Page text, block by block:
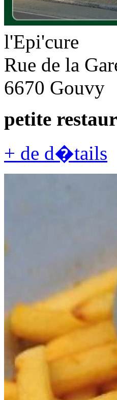
l'Epi'cure
Rue de la
6670 Gouvy
petite
+ de d�tails